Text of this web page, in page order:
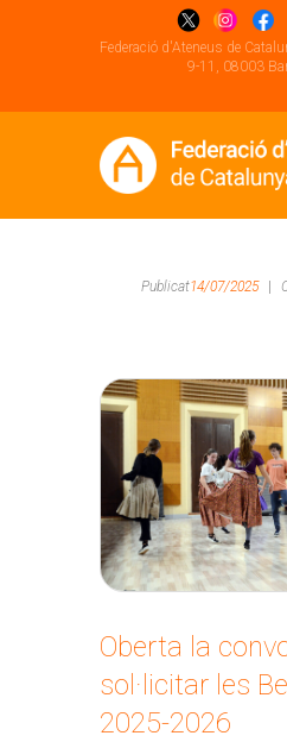
Federació d'Ateneus de
9-11, 08003
Publicat14/07/2025
Oberta la
sol·licitar les
2025-2026